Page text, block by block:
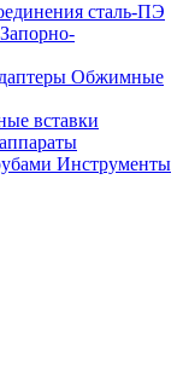
сталь-ПЭ
Запорно-
Обжимные
вставки
Инструменты